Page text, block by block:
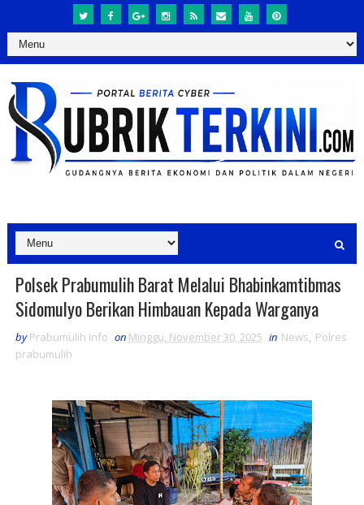
Polsek Prabumulih Barat Melalui Bhabinkamtibmas
Sidomulyo Berikan Himbauan Kepada Warganya
by Prabumulih Info on Minggu, November 30, 2025 in News, Polres
prabumulih